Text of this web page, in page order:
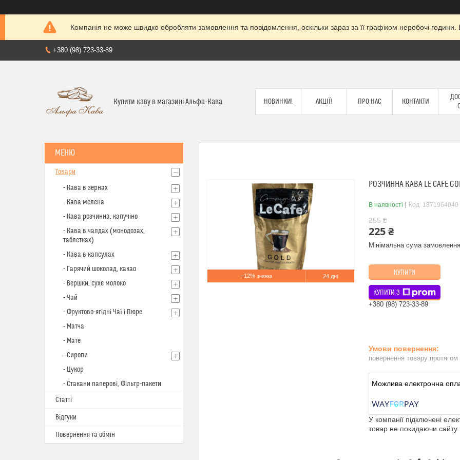
Компанія не може швидко обробляти замовлення та повідомлення, оскільки зараз за її графіком неробочі
+380 (98) 723-33-89
Купити каву в магазині Альфа-Кава НОВИНКИ! АКЦІЇ! ПРО НАС КОНТАКТИ
–12% 24 дні
РОЗЧИННА КАВА LE CAFE
В наявності Код: 1871964040
255 ₴
225 ₴
Мінімальна сума
КУПИТИ
КУПИТИ З
+380 (98) 723-33-89
повернення товару
У компанії підключені
товар не покидаючи сайту.
Товари
- Кава в зернах
- Кава мелена
- Кава розчинна, капучіно
- Кава в чалдах (монодозах,
таблетках)
- Кава в капсулах
- Гарячий шоколад, какао
- Вершки, сухе молоко
- Чай
- Фруктово-ягідні Чаї і Пюре
- Матча
- Мате
- Сиропи
- Цукор
- Стакани паперові, Фільтр-пакети
Статті
Відгуки
Повернення та обмін